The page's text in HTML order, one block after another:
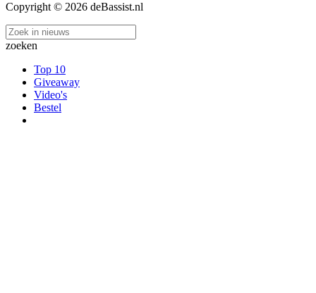
Copyright © 2026 deBassist.nl
zoeken
Top 10
Giveaway
Video's
Bestel